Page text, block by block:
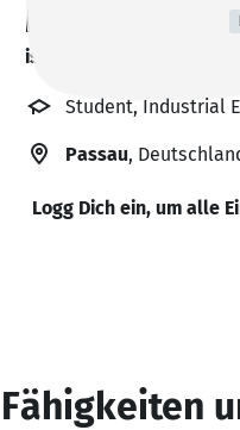
Micheal Hein
is looking for freelance
Student, Industrial
Passau,
Logg Dich ein, um alle
Fähigkeiten